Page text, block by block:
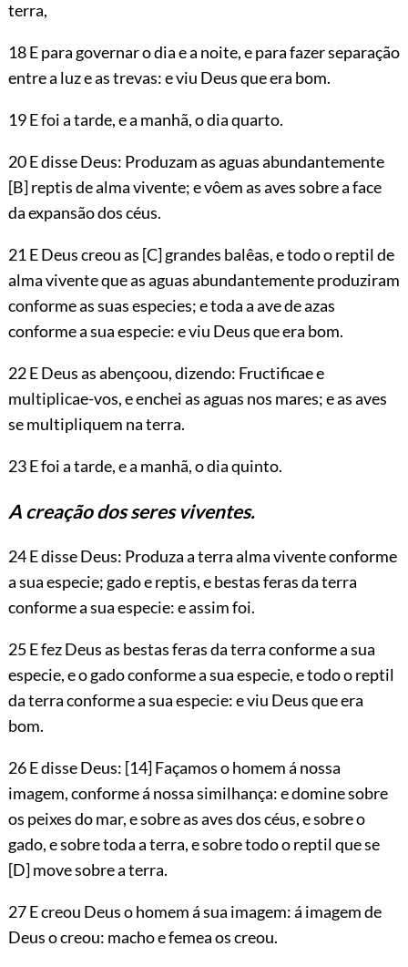
terra,
18 E para governar o dia e a noite, e para fazer separação
entre a luz e as trevas: e viu Deus que era bom.
19 E foi a tarde, e a manhã, o dia quarto.
20 E disse Deus: Produzam as aguas abundantemente
[B]reptis de alma vivente; e vôem as aves sobre a face
da expansão dos céus.
21 E Deus creou as [C]grandes balêas, e todo o reptil de
alma vivente que as aguas abundantemente produziram
conforme as suas especies; e toda a ave de azas
conforme a sua especie: e viu Deus que era bom.
22 E Deus as abençoou, dizendo: Fructificae e
multiplicae-vos, e enchei as aguas nos mares; e as aves
se multipliquem na terra.
23 E foi a tarde, e a manhã, o dia quinto.
A creação dos seres viventes.
24 E disse Deus: Produza a terra alma vivente conforme
a sua especie; gado e reptis, e bestas feras da terra
conforme a sua especie: e assim foi.
25 E fez Deus as bestas feras da terra conforme a sua
especie, e o gado conforme a sua especie, e todo o reptil
da terra conforme a sua especie: e viu Deus que era
bom.
26 E disse Deus: [14]Façamos o homem á nossa
imagem, conforme á nossa similhança: e domine sobre
os peixes do mar, e sobre as aves dos céus, e sobre o
gado, e sobre toda a terra, e sobre todo o reptil que se
[D]move sobre a terra.
27 E creou Deus o homem á sua imagem: á imagem de
Deus o creou: macho e femea os creou.